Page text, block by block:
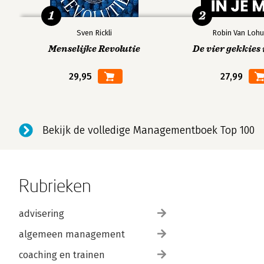
Sven Rickli
Menselijke Revolutie
29,95
1
Robin Van
De vier gekkies
27,99
2
Bekijk de volledige Managementboek Top 100
Rubrieken
advisering
algemeen management
coaching en trainen